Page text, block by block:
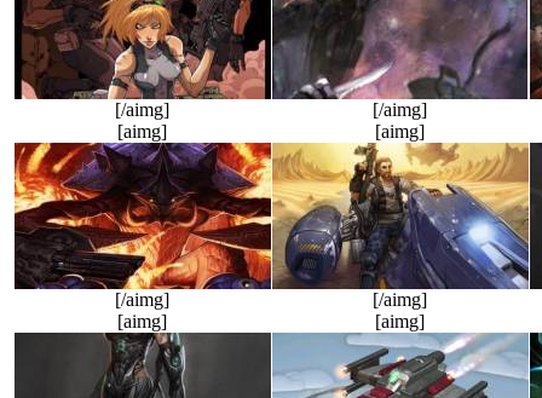
[/aimg]
[/aimg]
[aimg]
[/aimg]
[aimg]
[/aimg]
[aimg]
[aimg]